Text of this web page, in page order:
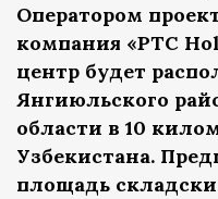
Оператором
компания «PTC
центр будет
Янгиюльского
области в 10
Узбекистана.
площадь